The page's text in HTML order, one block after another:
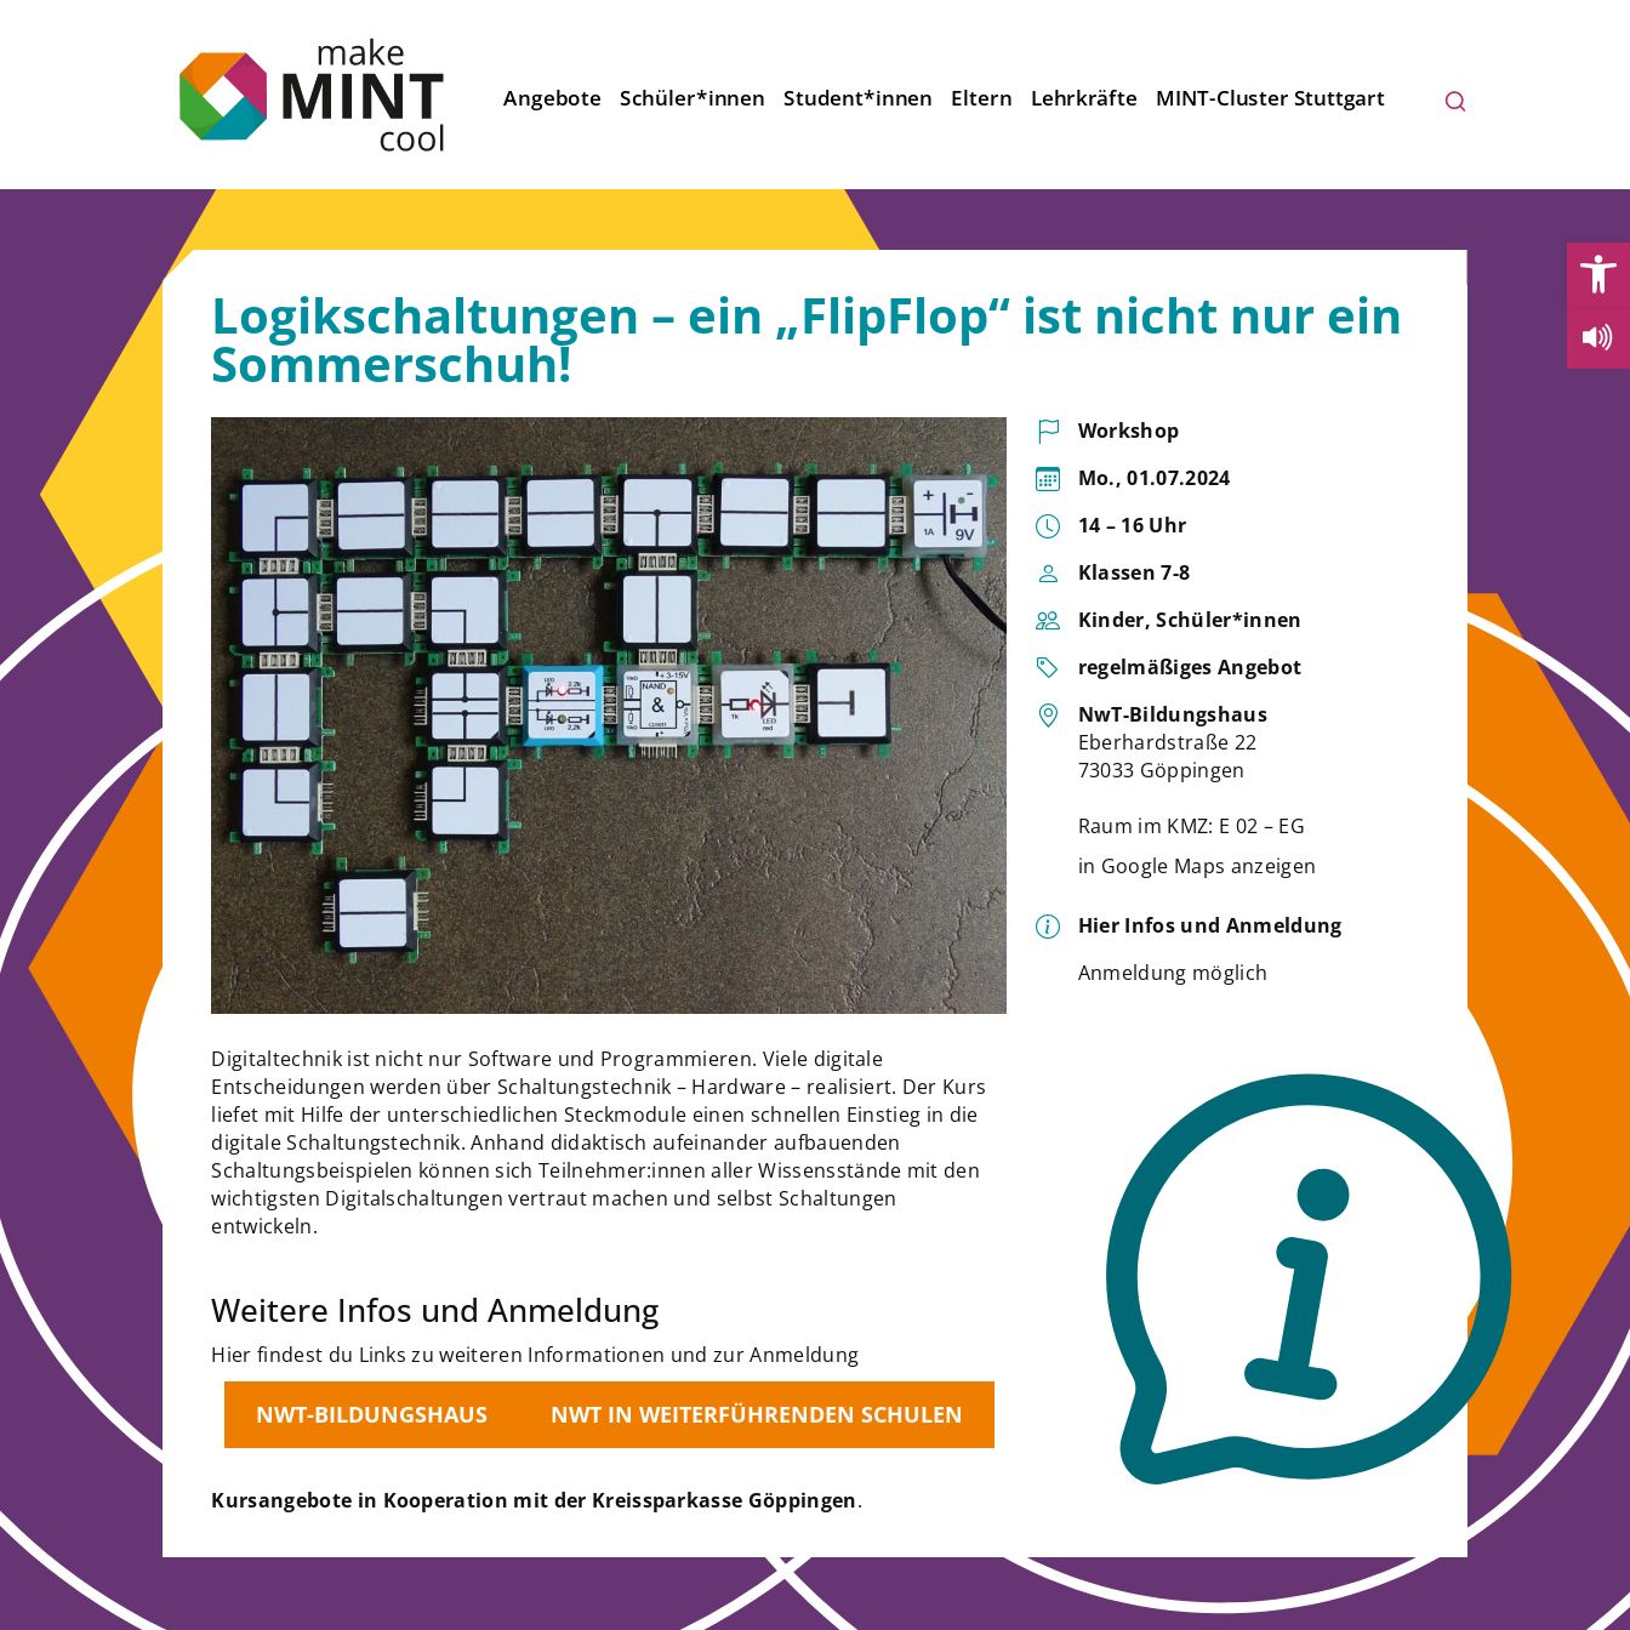
Angebote Schüler*innen Student*innen Eltern Lehrkräfte MINT-Cluster Stuttgart
Logikschaltungen – ein „FlipFlop“ ist nicht nur ein
Sommerschuh!
Digitaltechnik ist nicht nur Software und Programmieren. Viele digitale
Entscheidungen werden über Schaltungstechnik – Hardware – realisiert. Der Kurs
liefet mit Hilfe der unterschiedlichen Steckmodule einen schnellen Einstieg in die
digitale Schaltungstechnik. Anhand didaktisch aufeinander aufbauenden
Schaltungsbeispielen können sich Teilnehmer:innen aller Wissensstände mit den
wichtigsten Digitalschaltungen vertraut machen und selbst Schaltungen
entwickeln.
Weitere Infos und Anmeldung
Hier findest du Links zu weiteren Informationen und zur Anmeldung
NWT-BILDUNGSHAUS NWT IN WEITERFÜHRENDEN SCHULEN
Kursangebote in Kooperation mit der Kreissparkasse Göppingen.
Workshop
Mo., 01.07.2024
14 – 16 Uhr
Klassen 7-8
Kinder, Schüler*innen
regelmäßiges Angebot
NwT-Bildungshaus
Eberhardstraße 22
73033 Göppingen
Raum im KMZ: E 02 – EG
in Google Maps anzeigen
Hier Infos und Anmeldung
Anmeldung möglich